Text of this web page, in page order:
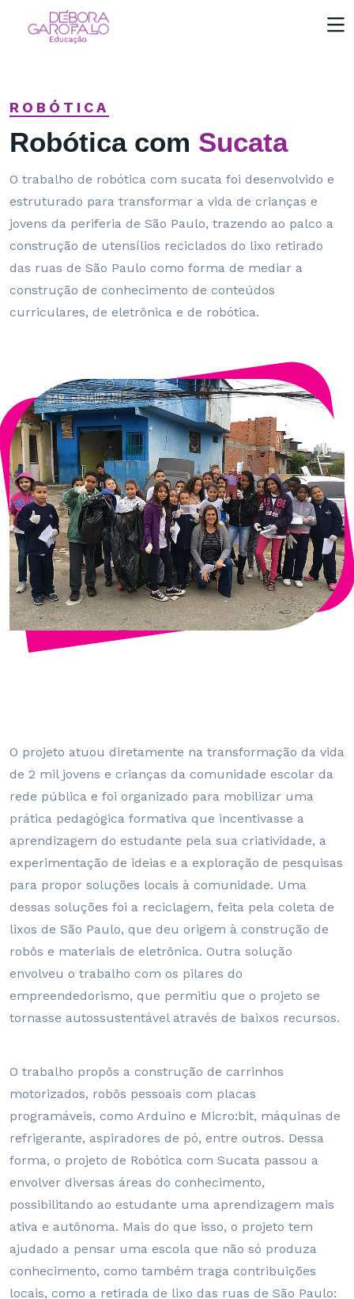
ROBÓTICA
Robótica com Sucata
O trabalho de robótica com sucata foi desenvolvido e
estruturado para transformar a vida de crianças e
jovens da periferia de São Paulo, trazendo ao palco a
construção de utensílios reciclados do lixo retirado
das ruas de São Paulo como forma de mediar a
construção de conhecimento de conteúdos
curriculares, de eletrônica e de robótica.
O projeto atuou diretamente na transformação da vida
de 2 mil jovens e crianças da comunidade escolar da
rede pública e foi organizado para mobilizar uma
prática pedagógica formativa que incentivasse a
aprendizagem do estudante pela sua criatividade, a
experimentação de ideias e a exploração de pesquisas
para propor soluções locais à comunidade. Uma
dessas soluções foi a reciclagem, feita pela coleta de
lixos de São Paulo, que deu origem à construção de
robôs e materiais de eletrônica. Outra solução
envolveu o trabalho com os pilares do
empreendedorismo, que permitiu que o projeto se
tornasse autossustentável através de baixos recursos.
O trabalho propôs a construção de carrinhos
motorizados, robôs pessoais com placas
programáveis, como Arduino e Micro:bit, máquinas de
refrigerante, aspiradores de pó, entre outros. Dessa
forma, o projeto de Robótica com Sucata passou a
envolver diversas áreas do conhecimento,
possibilitando ao estudante uma aprendizagem mais
ativa e autônoma. Mais do que isso, o projeto tem
ajudado a pensar uma escola que não só produza
conhecimento, como também traga contribuições
locais, como a retirada de lixo das ruas de São Paulo: